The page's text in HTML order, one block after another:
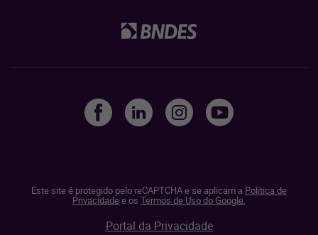
Este site é protegido pelo reCAPTCHA e se aplicam a Política de
Privacidadee os Termos de Uso do Google.
Portal da Privacidade